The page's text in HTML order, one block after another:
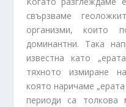
свързваме
организми,
доминантни. Така
известна като
тяхното измиране
която наричаме
периоди са